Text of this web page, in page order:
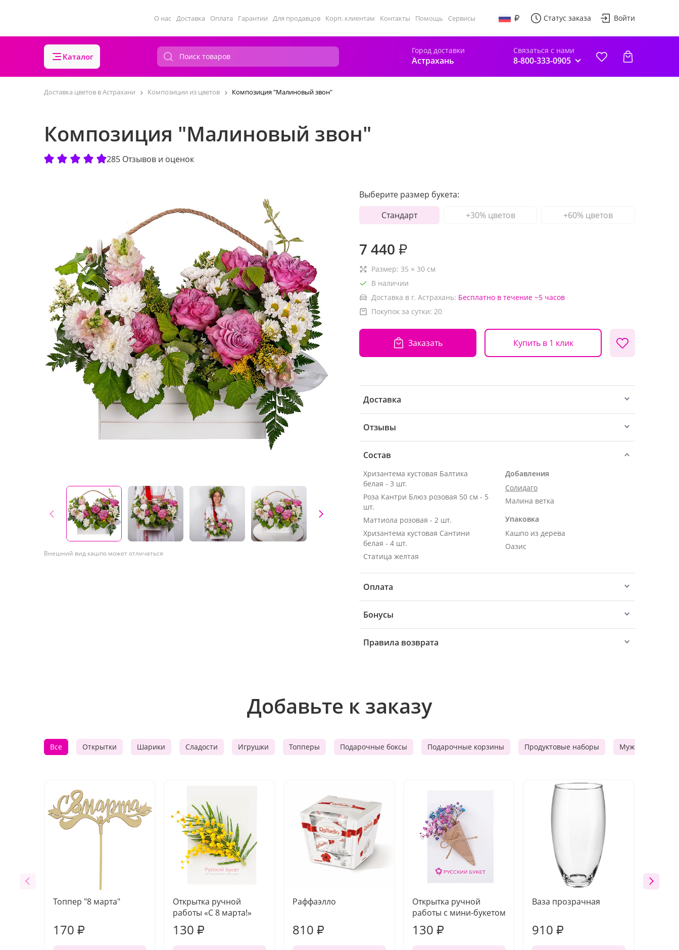
О нас Доставка Оплата Гарантии Для продавцов Корп. клиентам Контакты Помощь Сервисы Статус заказа Войти
Каталог
Город доставки
Астрахань
Связаться с нами
8-800-333-0905
Доставка цветов в Астрахани Композиции из цветов Композиция "Малиновый звон"
Композиция "Малиновый звон"
285 Отзывов и оценок
Внешний вид кашпо может отличаться
Выберите размер букета:
Стандарт
+30% цветов +60% цветов
7 440 ₽
Размер: 35 × 30 см
В наличии
Доставка в г. Астрахань: Бесплатно в течение ~5 часов
Покупок за сутки: 20
Заказать Купить в 1 клик
Доставка
Отзывы
Состав
Хризантема кустовая Балтика
белая - 3 шт.
Роза Кантри Блюз розовая 50 см - 5
шт.
Маттиола розовая - 2 шт.
Хризантема кустовая Сантини
белая - 4 шт.
Статица желтая
Добавления
Солидаго
Малина ветка
Упаковка
Кашпо из дерева
Оазис
Оплата
Бонусы
Правила возврата
Добавьте к заказу
Все Открытки Шарики Сладости Игрушки Топперы Подарочные боксы Подарочные корзины Продуктовые наборы Мужские
Топпер "8 марта"
170 ₽
Открытка ручной
работы «С 8 марта!»
130 ₽
Раффаэлло
810 ₽
Открытка ручной
работы с мини-букетом
130 ₽
Ваза прозрачная
910 ₽